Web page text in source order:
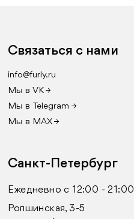
Связаться с нами
info@furly.ru
Мы в VK →
Мы в Telegram →
Мы в MAX →
Санкт-Петербург
Ежедневно с 12:00 - 21:00
Ропшинская, 3-5